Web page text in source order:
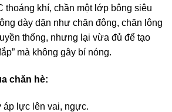
thoáng khí, chần một lớp bông siêu
dày dặn như chăn đông, chăn lông
thống, nhưng lại vừa đủ để tạo
mà không gây bí nóng.
chăn hè:
áp lực lên vai, ngực.